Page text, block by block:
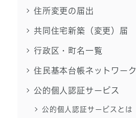
住所変更の届出
共同住宅新築（変更）届
行政区・町名一覧
住民基本台帳ネットワーク
公的個人認証サービス
公的個人認証サービスとは